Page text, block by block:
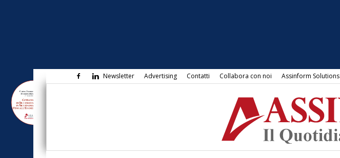
Newsletter Advertising Contatti Collabora con noi Assinform Solutions